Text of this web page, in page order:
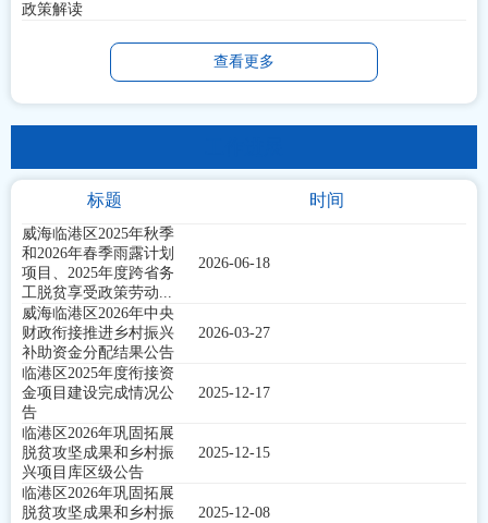
政策解读
查看更多
标题 时间
威海临港区2025年秋季
和2026年春季雨露计划
项目、2025年度跨省务
工脱贫享受政策劳动...
2026-06-18
威海临港区2026年中央
财政衔接推进乡村振兴
补助资金分配结果公告
2026-03-27
临港区2025年度衔接资
金项目建设完成情况公
告
2025-12-17
临港区2026年巩固拓展
脱贫攻坚成果和乡村振
兴项目库区级公告
2025-12-15
临港区2026年巩固拓展
脱贫攻坚成果和乡村振
2025-12-08